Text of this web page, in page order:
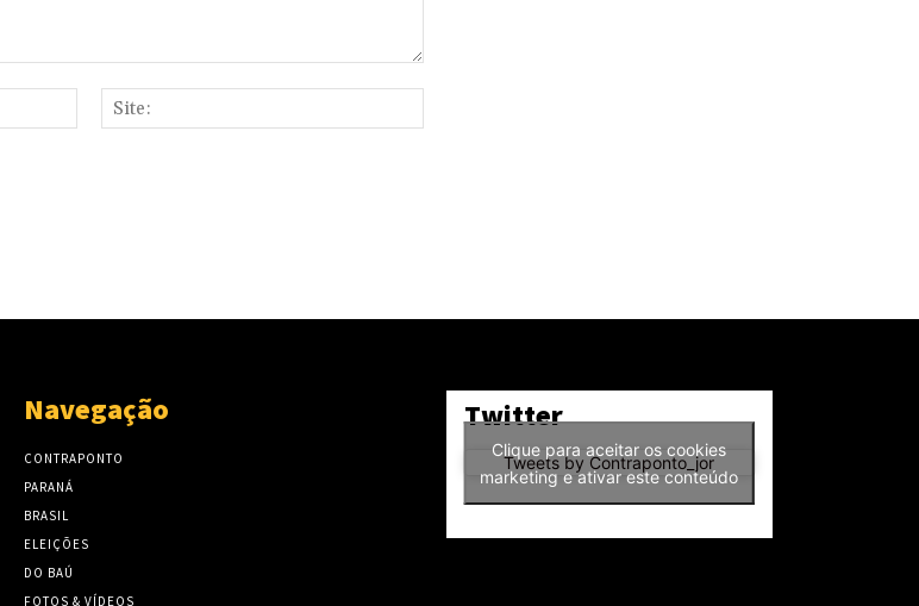
mail:*
Navegação
CONTRAPONTO
PARANÁ
BRASIL
ELEIÇÕES
DO BAÚ
FOTOS & VÍDEOS
Twitter
Tweets by Contraponto_jor
Clique para aceitar os cookies
marketing e ativar este conteúdo